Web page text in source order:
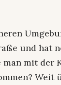
und hat
mit der
Weit